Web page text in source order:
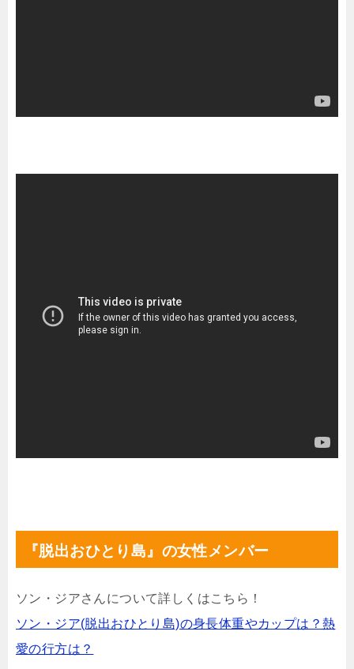
『脱出おひとり島』の女性メンバー
ソン・ジアさんについて詳しくはこちら！
ソン・ジア(脱出おひとり島)の身長体重やカップは？熱
愛の行方は？